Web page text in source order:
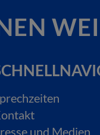
und Medien